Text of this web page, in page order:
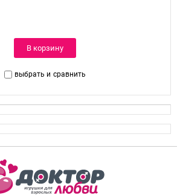
В корзину
выбрать и сравнить